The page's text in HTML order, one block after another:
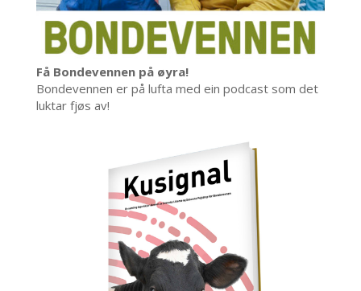
Få Bondevennen på øyra!
Bondevennen er på lufta med ein podcast som det
luktar fjøs av!